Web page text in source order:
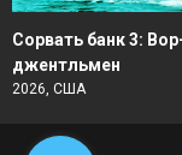
Сорвать банк 3:
джентльмен
2026, США